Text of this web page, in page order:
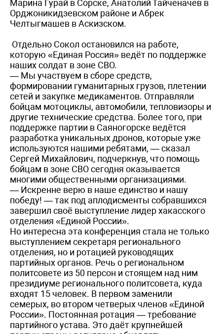
Марина Гурай в Сорске, Анатолий Тайченачев в
Орджоникидзевском районе и Абрек
Челтыгмашев в Аскизском.
Отдельно Сокол остановился на работе,
которую «Единая Россия» ведёт по поддержке
наших солдат в зоне СВО.
— Мы участвуем в сборе средств,
формировании гуманитарных грузов, плетении
сетей и закупке медикаментов. Отправляли
бойцам мотоциклы, автомобили, тепловизоры и
другие технические средства. Более того, при
поддержке партии в Саяногорске ведётся
разработка уникальных дронов, которые уже
используются нашими ребятами, — сказал
Сергей Михайлович, подчеркнув, что помощь
бойцам в зоне СВО сегодня оказывается
многими общественными организациями.
— Искренне верю в наше единство и нашу
победу! — так под аплодисменты собравшихся
завершил своё выступление лидер хакасского
отделения «Единой России».
Но интересна эта конференция стала не только
выступлением секретаря регионального
отделения, но и ротацией руководящих
партийных органов. Речь о региональном
политсовете из 50 персон и стоящем над ним
президиуме регионального политсовета, куда
входят 15 человек. В первом заменили
семерых, во втором четверых членов «Единой
России». Постоянная ротация — требование
партийного устава. Это даёт крупнейшей